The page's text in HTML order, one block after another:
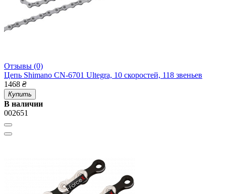
Отзывы (0)
Цепь Shimano CN-6701 Ultegra, 10 скоростей, 118 звеньев
1468 ₴
Купить
В наличии
002651